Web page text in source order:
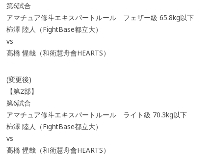
第6試合
アマチュア修斗エキスパートルール フェザー級 65.8kg以下
柿澤 陸人（FightBase都立大）
vs
髙橋 惺哉（和術慧舟會HEARTS）
(変更後)
【第2部】
第6試合
アマチュア修斗エキスパートルール ライト級 70.3kg以下
柿澤 陸人（FightBase都立大）
vs
髙橋 惺哉（和術慧舟會HEARTS）